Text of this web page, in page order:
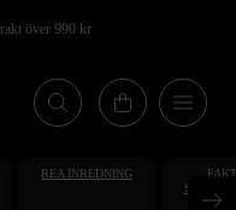
över 990 kr
REA INREDNING